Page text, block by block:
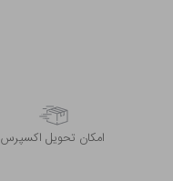
اﻣﮑﺎن ﺗﺤﻮﯾﻞ اﮐﺴﭙﺮس